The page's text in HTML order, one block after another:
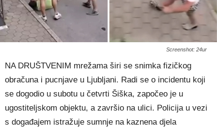
Screenshot: 24ur
NA DRUŠTVENIM mrežama širi se snimka fizičkog
obračuna i pucnjave u Ljubljani. Radi se o incidentu koji
se dogodio u subotu u četvrti Šiška, započeo je u
ugostiteljskom objektu, a završio na ulici. Policija u vezi
s događajem istražuje sumnje na kaznena djela